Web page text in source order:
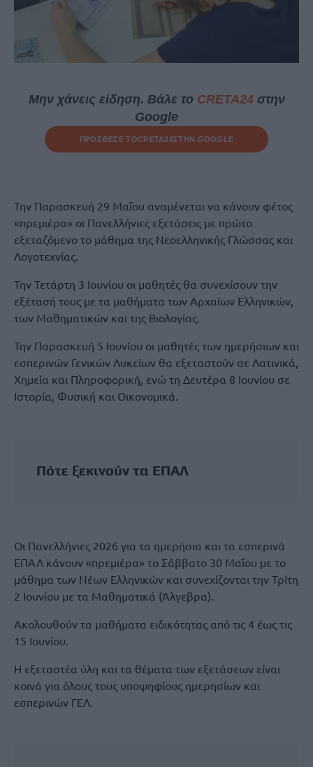
Μην χάνεις είδηση. Βάλε το CRETA24στην
Google
ΠΡΟΣΘΕΣΕ ΤΟCRETA24ΣΤΗΝ GOOGLE
Την Παρασκευή 29 Μαΐου αναμένεται να κάνουν φέτος
«πρεμιέρα» οι Πανελλήνιες εξετάσεις με πρώτο
εξεταζόμενο το μάθημα της Νεοελληνικής Γλώσσας και
Λογοτεχνίας.
Την Τετάρτη 3 Ιουνίου οι μαθητές θα συνεχίσουν την
εξέτασή τους με τα μαθήματα των Αρχαίων Ελληνικών,
των Μαθηματικών και της Βιολογίας.
Την Παρασκευή 5 Ιουνίου οι μαθητές των ημερήσιων και
εσπερινών Γενικών Λυκείων θα εξεταστούν σε Λατινικά,
Χημεία και Πληροφορική, ενώ τη Δευτέρα 8 Ιουνίου σε
Ιστορία, Φυσική και Οικονομικά.
Πότε ξεκινούν τα ΕΠΑΛ
Οι Πανελλήνιες 2026 για τα ημερήσια και τα εσπερινά
ΕΠΑΛ κάνουν «πρεμιέρα» το Σάββατο 30 Μαΐου με το
μάθημα των Νέων Ελληνικών και συνεχίζονται την Τρίτη
2 Ιουνίου με τα Μαθηματικά (Άλγεβρα).
Ακολουθούν τα μαθήματα ειδικότητας από τις 4 έως τις
15 Ιουνίου.
Η εξεταστέα ύλη και τα θέματα των εξετάσεων είναι
κοινά για όλους τους υποψηφίους ημερησίων και
εσπερινών ΓΕΛ.